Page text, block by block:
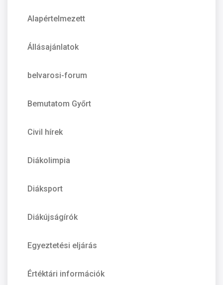
Alapértelmezett
Állásajánlatok
belvarosi-forum
Bemutatom Győrt
Civil hírek
Diákolimpia
Diáksport
Diákújságírók
Egyeztetési eljárás
Értéktári információk